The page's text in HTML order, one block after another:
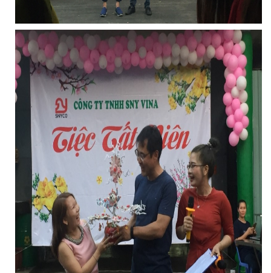
LƯỚI CHẮN CÔN TRÙNG
LƯỚI PHƠI NÔNG SẢN